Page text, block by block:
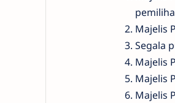
Majelis
Segala
Majelis
Majelis
Majelis